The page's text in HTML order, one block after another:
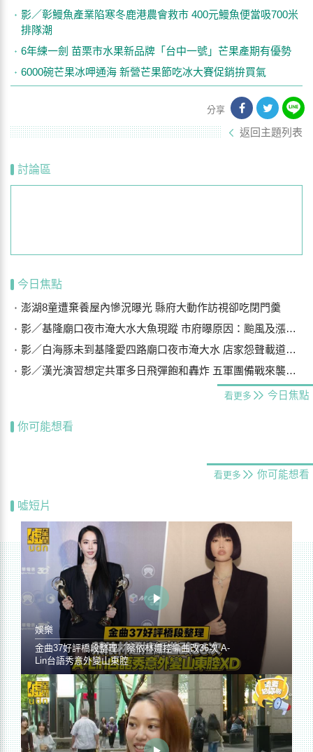
影／彰鰻魚產業陷寒冬鹿港農會救市 400元鰻魚便當吸700米
排隊潮
6年練一劍 苗栗市水果新品牌「台中一號」芒果產期有優勢
6000碗芒果冰呷通海 新營芒果節吃冰大賽促銷拚買氣
分享
返回主題列表
討論區
今日焦點
澎湖8童遭棄養屋內慘況曝光 縣府大動作訪視卻吃閉門羹
影／基隆廟口夜市淹大水大魚現蹤 市府曝原因：颱風及漲潮海水倒灌
影／白海豚未到基隆愛四路廟口夜市淹大水 店家怨聲載道…封路排水
影／漢光演習想定共軍多日飛彈飽和轟炸 五軍團備戰來襲船團
看更多 今日焦點
你可能想看
看更多 你可能想看
噓短片
娛樂
金曲37好評橋段整理／蔡依林遭控編曲改36次 A-
Lin台語秀意外變山東腔